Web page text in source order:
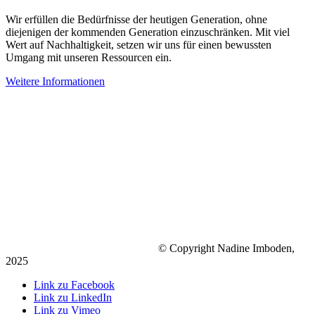
Wir erfüllen die Bedürfnisse der heutigen Generation, ohne
diejenigen der kommenden Generation einzuschränken. Mit viel
Wert auf Nachhaltigkeit, setzen wir uns für einen bewussten
Umgang mit unseren Ressourcen ein.
Weitere Informationen
© Copyright Nadine Imboden,
2025
Link zu Facebook
Link zu LinkedIn
Link zu Vimeo